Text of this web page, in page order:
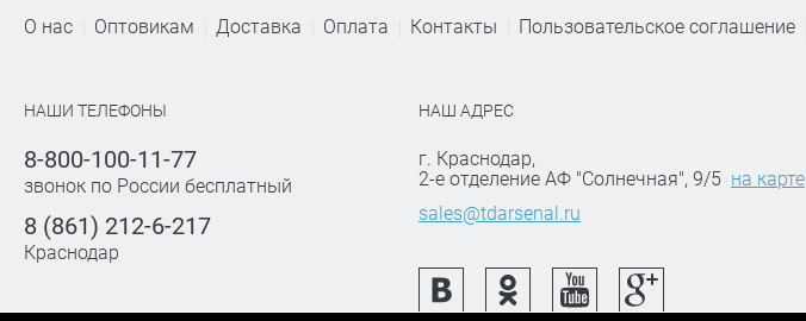
О нас Оптовикам Доставка Оплата Контакты Пользовательское соглашение
НАШИ ТЕЛЕФОНЫ
8-800-100-11-77
звонок по России бесплатный
8 (861) 212-6-217
Краснодар
НАШ АДРЕС
г. Краснодар,
2-е отделение АФ "Солнечная", 9/5 на карте
sales@tdarsenal.ru